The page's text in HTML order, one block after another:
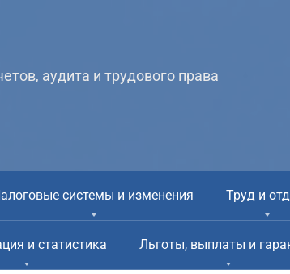
аудита и трудового права
системы и изменения Труд и
и статистика Льготы, выплаты и